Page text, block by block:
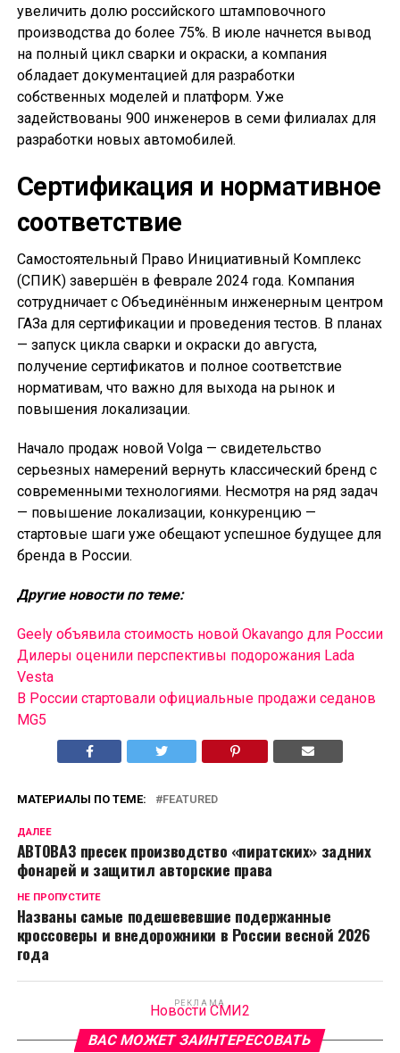
увеличить долю российского штамповочного
производства до более 75%. В июле начнется вывод
на полный цикл сварки и окраски, а компания
обладает документацией для разработки
собственных моделей и платформ. Уже
задействованы 900 инженеров в семи филиалах для
разработки новых автомобилей.
Сертификация и нормативное
соответствие
Самостоятельный Право Инициативный Комплекс
(СПИК) завершён в феврале 2024 года. Компания
сотрудничает с Объединённым инженерным центром
ГАЗа для сертификации и проведения тестов. В планах
— запуск цикла сварки и окраски до августа,
получение сертификатов и полное соответствие
нормативам, что важно для выхода на рынок и
повышения локализации.
Начало продаж новой Volga — свидетельство
серьезных намерений вернуть классический бренд с
современными технологиями. Несмотря на ряд задач
— повышение локализации, конкуренцию —
стартовые шаги уже обещают успешное будущее для
бренда в России.
Другие новости по теме:
Geely объявила стоимость новой Okavango для России
Дилеры оценили перспективы подорожания Lada
Vesta
В России cтартовали официальные продажи седанов
MG5
МАТЕРИАЛЫ ПО ТЕМЕ: FEATURED
ДАЛЕЕ
АВТОВАЗ пресек производство «пиратских» задних
фонарей и защитил авторские права
НЕ ПРОПУСТИТЕ
Названы самые подешевевшие подержанные
кроссоверы и внедорожники в России весной 2026
года
РЕКЛАМА
Новости СМИ2
ВАС МОЖЕТ ЗАИНТЕРЕСОВАТЬ